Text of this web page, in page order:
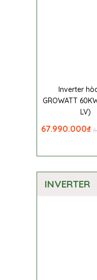
Inverter
GROWATT
LV)
₫
67.990.000
INVERTER